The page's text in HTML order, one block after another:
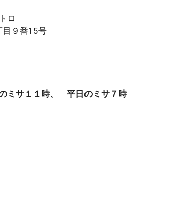
ロ
９番15号
ミサ１１時、 平日のミサ７時